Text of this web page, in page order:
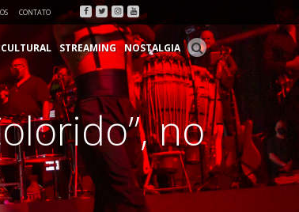
CONTATO Facebook
Twitter
Instagram
Youtube
STREAMING NOSTALGIA
no